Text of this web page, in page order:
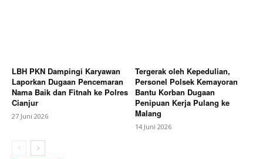
LBH PKN Dampingi Karyawan
Laporkan Dugaan Pencemaran
Nama Baik dan Fitnah ke Polres
Cianjur
27 Juni 2026
Tergerak oleh Kepedulian,
Personel Polsek Kemayoran
Bantu Korban Dugaan
Penipuan Kerja Pulang ke
Malang
14 Juni 2026